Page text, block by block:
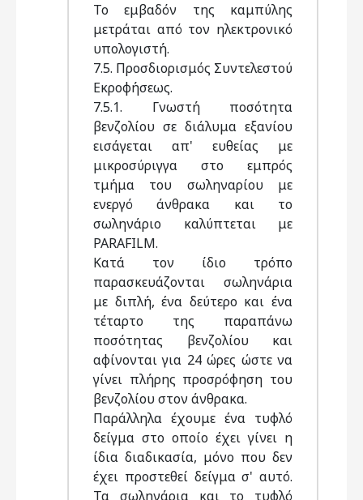
Το εμβαδόν της καμπύλης
μετράται από τον ηλεκτρονικό
υπολογιστή.
7.5. Προσδιορισμός Συντελεστού
Εκροφήσεως.
7.5.1. Γνωστή ποσότητα
βενζολίου σε διάλυμα εξανίου
εισάγεται απ' ευθείας με
μικροσύριγγα στο εμπρός
τμήμα του σωληναρίου με
ενεργό άνθρακα και το
σωληνάριο καλύπτεται με
PARAFILM.
Κατά τον ίδιο τρόπο
παρασκευάζονται σωληνάρια
με διπλή, ένα δεύτερο και ένα
τέταρτο της παραπάνω
ποσότητας βενζολίου και
αφίνονται για 24 ώρες ώστε να
γίνει πλήρης προσρόφηση του
βενζολίου στον άνθρακα.
Παράλληλα έχουμε ένα τυφλό
δείγμα στο οποίο έχει γίνει η
ίδια διαδικασία, μόνο που δεν
έχει προστεθεί δείγμα σ' αυτό.
Τα σωληνάρια και το τυφλό